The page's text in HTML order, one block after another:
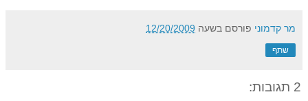
מר קדמוני פורסם בשעה 12/20/2009
שתף
2 תגובות: